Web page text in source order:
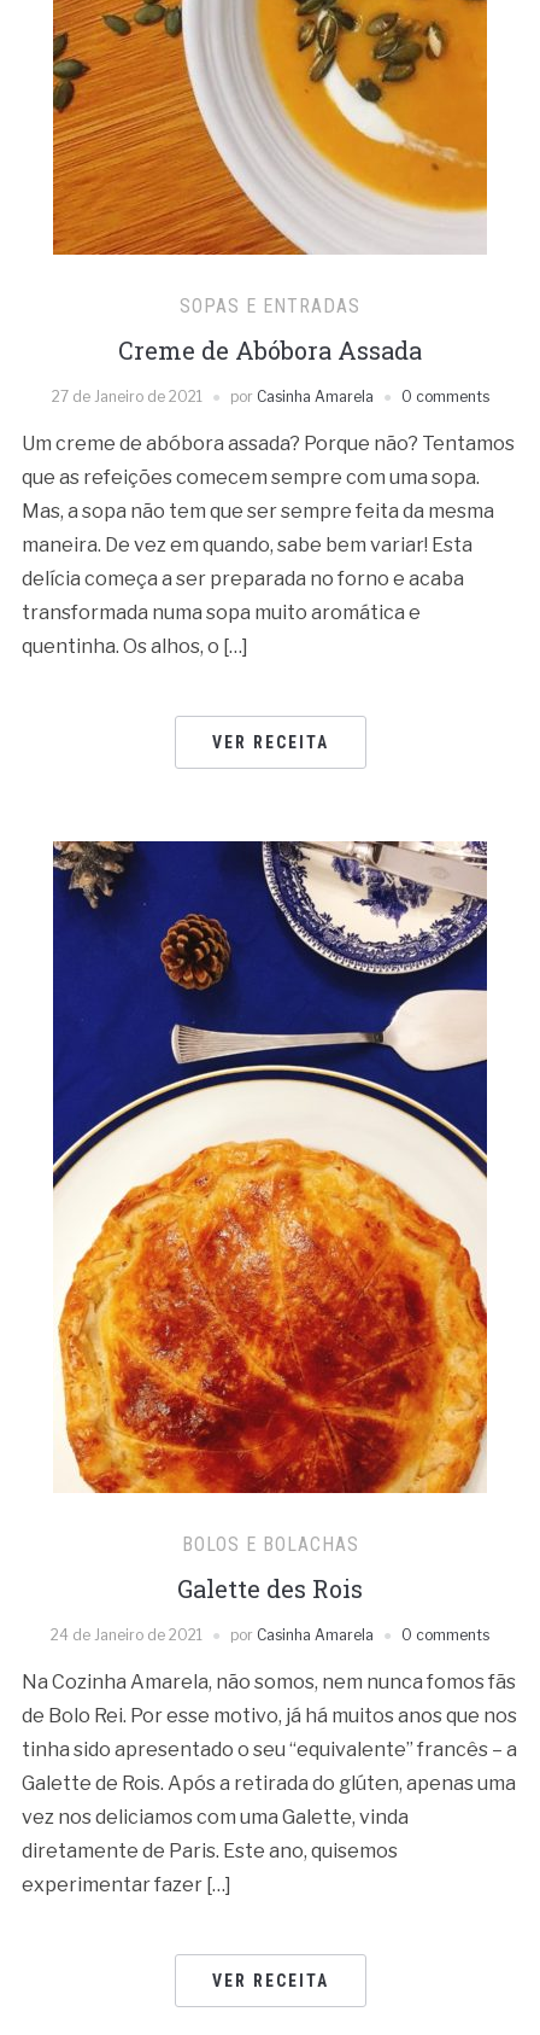
SOPAS E ENTRADAS
Creme de Abóbora Assada
27 de Janeiro de 2021 por Casinha Amarela 0 comments
Um creme de abóbora assada? Porque não? Tentamos
que as refeições comecem sempre com uma sopa.
Mas, a sopa não tem que ser sempre feita da mesma
maneira. De vez em quando, sabe bem variar! Esta
delícia começa a ser preparada no forno e acaba
transformada numa sopa muito aromática e
quentinha. Os alhos, o […]
VER RECEITA
BOLOS E BOLACHAS
Galette des Rois
24 de Janeiro de 2021 por Casinha Amarela 0 comments
Na Cozinha Amarela, não somos, nem nunca fomos fãs
de Bolo Rei. Por esse motivo, já há muitos anos que nos
tinha sido apresentado o seu “equivalente” francês – a
Galette de Rois. Após a retirada do glúten, apenas uma
vez nos deliciamos com uma Galette, vinda
diretamente de Paris. Este ano, quisemos
experimentar fazer […]
VER RECEITA